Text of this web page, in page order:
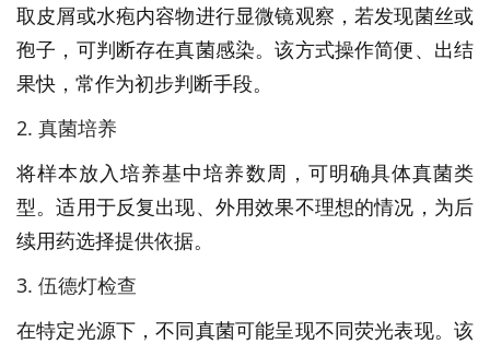
取皮屑或水疱内容物进行显微镜观察，若发现菌丝或
孢子，可判断存在真菌感染。该方式操作简便、出结
果快，常作为初步判断手段。
2. 真菌培养
将样本放入培养基中培养数周，可明确具体真菌类
型。适用于反复出现、外用效果不理想的情况，为后
续用药选择提供依据。
3. 伍德灯检查
在特定光源下，不同真菌可能呈现不同荧光表现。该